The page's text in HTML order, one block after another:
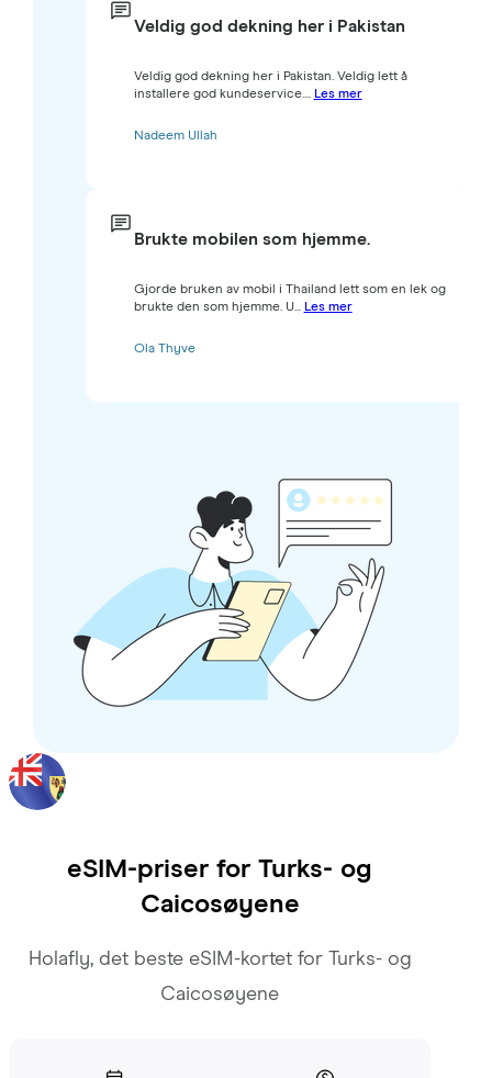
Veldig god dekning her i Pakistan
Veldig god dekning her i Pakistan. Veldig lett å
installere god kundeservice.... Les mer
Nadeem Ullah
Brukte mobilen som hjemme.
Gjorde bruken av mobil i Thailand lett som en lek og
brukte den som hjemme. U... Les mer
Ola Thyve
eSIM-priser for Turks- og
Caicosøyene
Holafly, det beste eSIM-kortet for Turks- og
Caicosøyene